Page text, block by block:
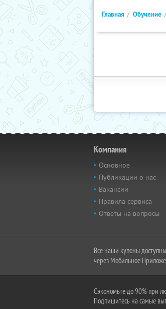
Главная Обучение
Компания
Основное
Публикации о нас
Вакансии
Правила сервиса
Ответы на вопросы
Все наши купоны доступны
через Мобильное
Сэкономьте до 90% при
Подпишитесь на самые